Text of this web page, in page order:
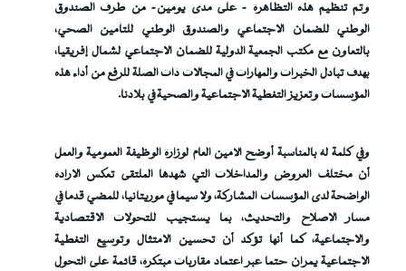
وتم تنظيم هذه التظاهرة – على مدى يومين- من طرف الصندوق
الوطني للضمان الاجتماعي والصندوق الوطني للتأمين الصحي،
بالتعاون مع مكتب الجمعية الدولية للضمان الاجتماعي لشمال إفريقيا،
بهدف تبادل الخبرات والمهارات في المجالات ذات الصلة للرفع من أداء هذه
المؤسسات وتعزيز التغطية الاجتماعية والصحية في بلادنا.
وفي كلمة له بالمناسبة أوضح الأمين العام لوزارة الوظيفة العمومية والعمل
أن مختلف العروض والمداخلات التي شهدها الملتقى تعكس الإرادة
الواضحة لدى المؤسسات المشاركة، ولا سيما في موريتانيا، للمضي قدما في
مسار الإصلاح والتحديث، بما يستجيب للتحولات الاقتصادية
والاجتماعية، كما أنها تؤكد أن تحسين الامتثال وتوسيع التغطية
الاجتماعية يمران حتما عبر اعتماد مقاربات مبتكرة، قائمة على التحول